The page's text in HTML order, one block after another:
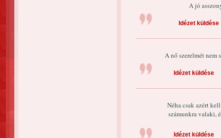
A jó
Idézet küldése
A nő szerelmét nem
Idézet küldése
Néha csak azért
számunkra valaki,
Idézet küldése